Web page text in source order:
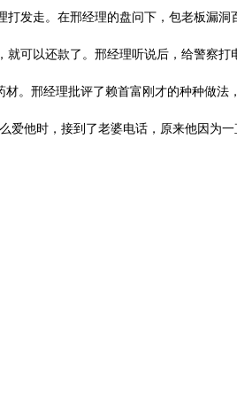
发走。在邢经理的盘问下，包老板漏洞
以还款了。邢经理听说后，给警察打
邢经理批评了赖首富刚才的种种做法
他时，接到了老婆电话，原来他因为